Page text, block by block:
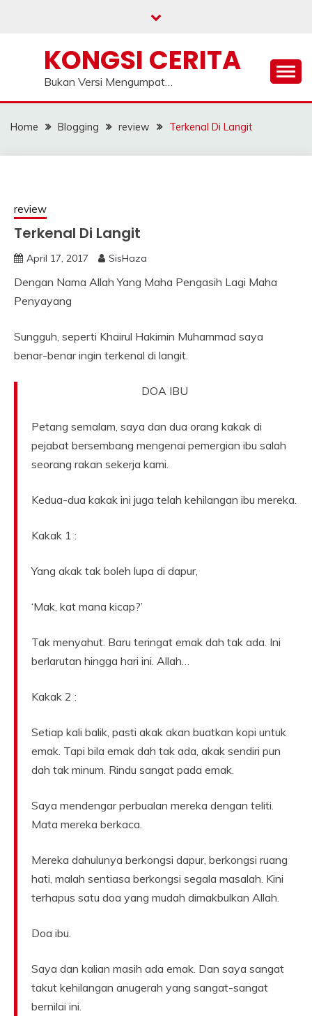
KONGSI CERITA
Bukan Versi Mengumpat…
Home Blogging review Terkenal Di Langit
review
Terkenal Di Langit
April 17, 2017 SisHaza
Dengan Nama Allah Yang Maha Pengasih Lagi Maha
Penyayang
Sungguh, seperti Khairul Hakimin Muhammad saya
benar-benar ingin terkenal di langit.
DOA IBU
Petang semalam, saya dan dua orang kakak di
pejabat bersembang mengenai pemergian ibu salah
seorang rakan sekerja kami.
Kedua-dua kakak ini juga telah kehilangan ibu mereka.
Kakak 1 :
Yang akak tak boleh lupa di dapur,
‘Mak, kat mana kicap?’
Tak menyahut. Baru teringat emak dah tak ada. Ini
berlarutan hingga hari ini. Allah…
Kakak 2 :
Setiap kali balik, pasti akak akan buatkan kopi untuk
emak. Tapi bila emak dah tak ada, akak sendiri pun
dah tak minum. Rindu sangat pada emak.
Saya mendengar perbualan mereka dengan teliti.
Mata mereka berkaca.
Mereka dahulunya berkongsi dapur, berkongsi ruang
hati, malah sentiasa berkongsi segala masalah. Kini
terhapus satu doa yang mudah dimakbulkan Allah.
Doa ibu.
Saya dan kalian masih ada emak. Dan saya sangat
takut kehilangan anugerah yang sangat-sangat
bernilai ini.